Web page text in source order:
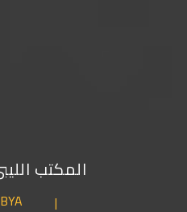
المكتب
خدمات سياحية